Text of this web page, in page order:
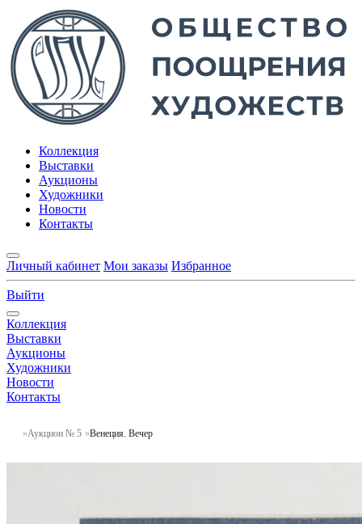
Коллекция
Выставки
Аукционы
Художники
Новости
Контакты
Личный кабинет Мои заказы Избранное
Выйти
Коллекция
Выставки
Аукционы
Художники
Новости
Контакты
Аукцион № 5 Венеция. Вечер